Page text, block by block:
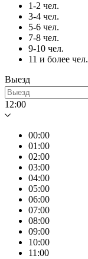
1-2 чел.
3-4 чел.
5-6 чел.
7-8 чел.
9-10 чел.
11 и более чел.
Выезд
12:00
00:00
01:00
02:00
03:00
04:00
05:00
06:00
07:00
08:00
09:00
10:00
11:00